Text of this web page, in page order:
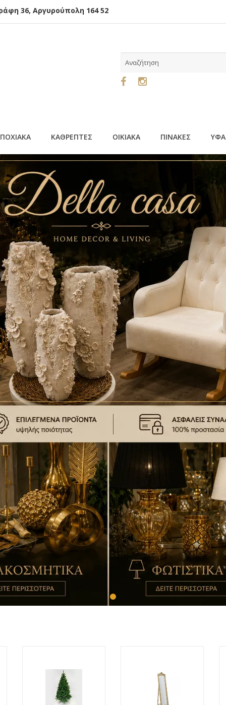
36, Αργυρούπολη 164 52
ΚΑΘΡΕΠΤΕΣ ΟΙΚΙΑΚΑ ΠΙΝΑΚΕΣ